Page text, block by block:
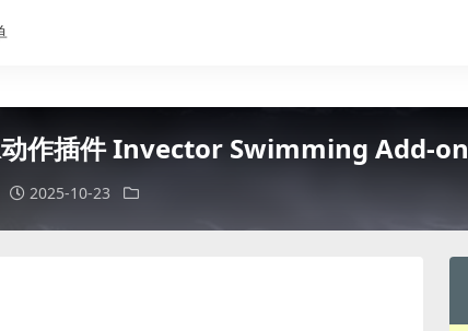
动作插件 Invector Swimming Add-on
2025-10-23